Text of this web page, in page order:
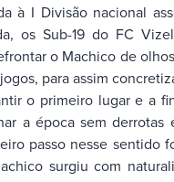
à I Divisão nacional
os Sub-19 do FC
o Machico de
para assim
o primeiro lugar e a
a época sem derrotas
passo nesse sentido
surgiu com